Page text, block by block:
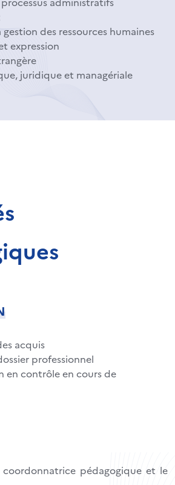
des ressources humaines
expression
juridique et managériale
acquis
professionnel
en contrôle en cours de
coordonnatrice pédagogique et le